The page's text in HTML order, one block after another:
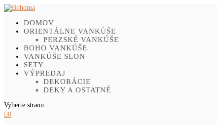
DOMOV
ORIENTÁLNE VANKÚŠE
PERZSKÉ VANKÚŠE
BOHO VANKÚŠE
VANKÚŠE SLON
SETY
VÝPREDAJ
DEKORÁCIE
DEKY A OSTATNÉ
Vyberte stranu
0